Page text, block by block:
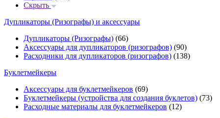
Скрыть
Дупликаторы (Ризографы) и аксессуары
Дупликаторы (Ризографы) (66)
Аксессуары для дупликаторов (ризографов) (90)
Расходники для дупликаторов (ризографов) (138)
Буклетмейкеры
Аксессуары для буклетмейкеров (69)
Буклетмейкеры (устройства для создания буклетов) (73)
Расходные материалы для буклетмейкеров (12)